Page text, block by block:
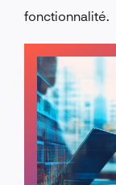
fonctionnalité.